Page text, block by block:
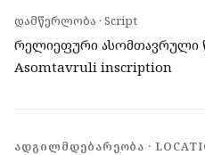
დამწერლობა · Script
რელიეფური ასომთავრული
Asomtavruli inscription
ᲐᲓᲒᲘᲚᲛᲓᲔᲑᲐᲠᲔᲝᲑᲐ ·